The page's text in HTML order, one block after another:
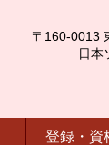
〒160-0013
日本
登録・資